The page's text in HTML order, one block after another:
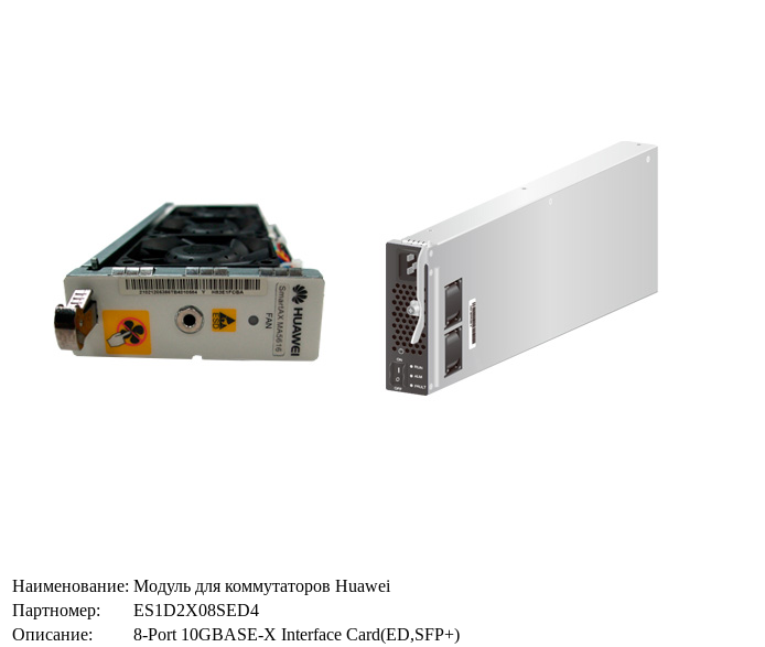
Наименование: Модуль для коммутаторов Huawei
Партномер:
ES1D2X08SED4
Описание:
8-Port 10GBASE-X Interface Card(ED,SFP+)